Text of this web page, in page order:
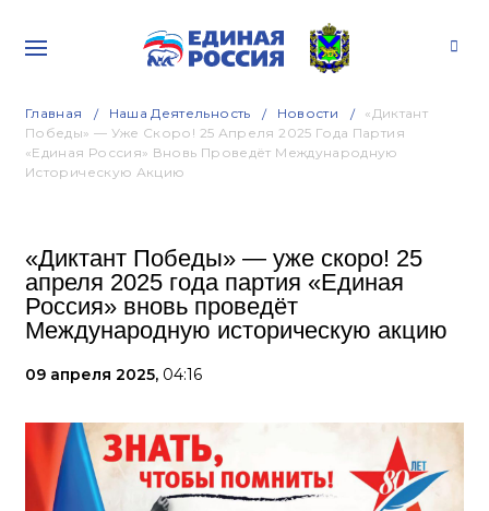
Главная Наша Деятельность Новости
«Диктант
Победы» — Уже Скоро! 25 Апреля 2025 Года Партия
«Единая Россия» Вновь Проведёт Международную
Историческую Акцию
«Диктант Победы» — уже скоро! 25
апреля 2025 года партия «Единая
Россия» вновь проведёт
Международную историческую акцию
09 апреля 2025, 04:16